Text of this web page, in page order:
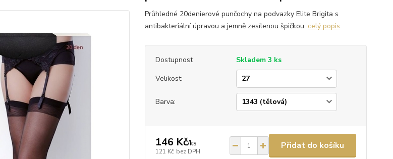
Průhledné 20denierové punčochy na podvazky Elite Brigita s
antibakteriální úpravou a jemně zesílenou špičkou. celý popis
Dostupnost
Skladem 3 ks
Velikost:
Barva:
146 Kč/ks
121 Kč bez DPH
Přidat do košíku